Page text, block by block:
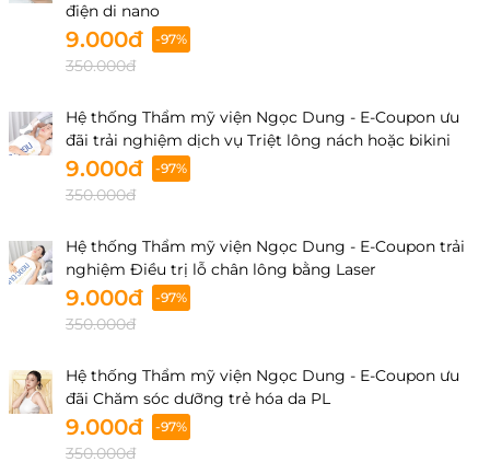
Hải Phòng
Số 02, Khu B1, Lô 7B, Khu ĐTM Ngã 5 SBCB, Phường
Gia Viên, Thành phố Hải Phòng, Việt Nam
Cần Thơ
234B Trần Hưng Đạo, P. An Nghiệp, Q. Ninh Kiều, Tp.
Cần Thơ "
234B-234C, Trần Hưng Đạo, Phường Ninh Kiều,
Quảng Ninh
Nhà số A1-15, A1-16 Khu Đô Thị Mon Bay, Phường Hạ
Long, Tỉnh Quảng Ninh, Việt Nam
P. Hồng Hải, Tp. Hạ Long, Quảng Ninh
Nghệ An
LK06–LK07 Tòa tháp Eurowindow, Số 2, đường Trần
điện di nano
9.000đ -97%
350.000đ
Hệ thống Thẩm mỹ viện Ngọc Dung - E-Coupon ưu
đãi trải nghiệm dịch vụ Triệt lông nách hoặc bikini
9.000đ -97%
350.000đ
Hệ thống Thẩm mỹ viện Ngọc Dung - E-Coupon trải
nghiệm Điều trị lỗ chân lông bằng Laser
9.000đ -97%
350.000đ
Hệ thống Thẩm mỹ viện Ngọc Dung - E-Coupon ưu
đãi Chăm sóc dưỡng trẻ hóa da PL
9.000đ -97%
350.000đ